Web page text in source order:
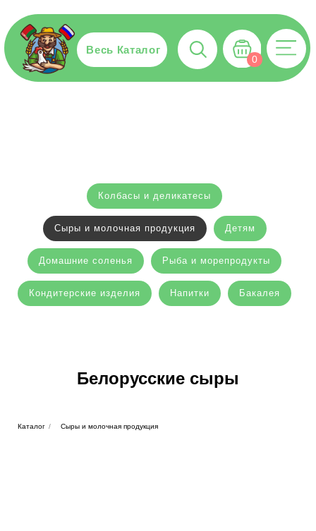
Весь Каталог
0
Колбасы и деликатесы
Сыры и молочная продукция Детям
Домашние соленья Рыба и морепродукты
Кондитерские изделия Напитки Бакалея
Белорусские сыры
Каталог / Сыры и молочная продукция